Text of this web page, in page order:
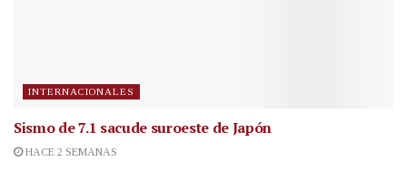
INTERNACIONALES
Sismo de 7.1 sacude suroeste de Japón
HACE 2 SEMANAS